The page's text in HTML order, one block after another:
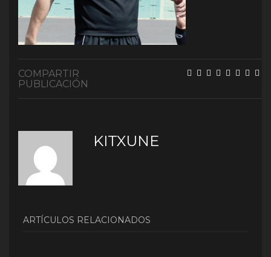
COMPARTIR
PUBLICACIÓN
KITXUNE
ARTÍCULOS RELACIONADOS